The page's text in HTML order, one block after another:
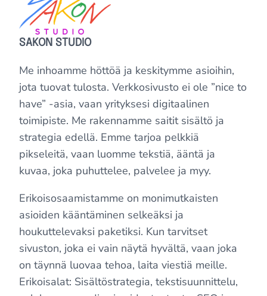
SAKON STUDIO
Me inhoamme höttöä ja keskitymme asioihin,
jota tuovat tulosta. Verkkosivusto ei ole ”nice to
have” -asia, vaan yrityksesi digitaalinen
toimipiste. Me rakennamme saitit sisältö ja
strategia edellä. Emme tarjoa pelkkiä
pikseleitä, vaan luomme tekstiä, ääntä ja
kuvaa, joka puhuttelee, palvelee ja myy.
Erikoisosaamistamme on monimutkaisten
asioiden kääntäminen selkeäksi ja
houkuttelevaksi paketiksi. Kun tarvitset
sivuston, joka ei vain näytä hyvältä, vaan joka
on täynnä luovaa tehoa, laita viestiä meille.
Erikoisalat: Sisältöstrategia, tekstisuunnittelu,